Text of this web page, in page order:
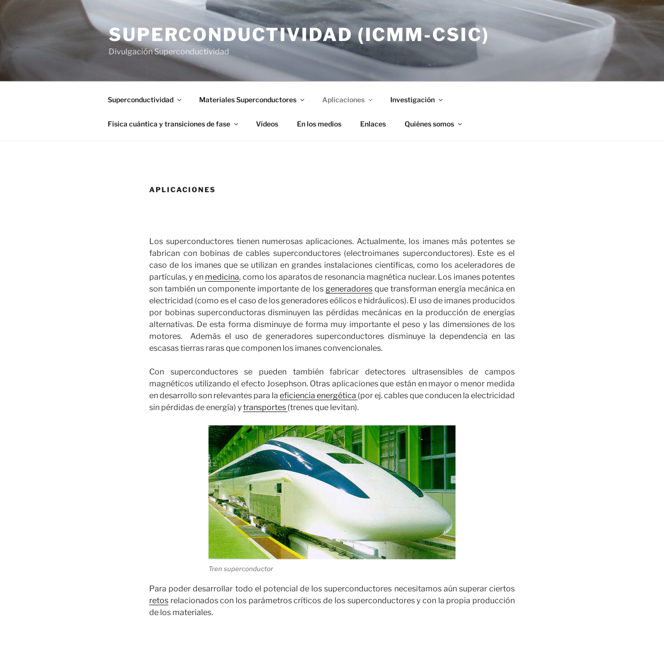
Saltar
SUPERCONDUCTIVIDAD (ICMM-CSIC)
Divulgación Superconductividad
Superconductividad Materiales Superconductores Aplicaciones Investigación
Física cuántica y transiciones de fase Vídeos En los medios Enlaces Quiénes somos
APLICACIONES
Los superconductores tienen numerosas aplicaciones. Actualmente, los imanes más potentes se
fabrican con bobinas de cables superconductores (electroimanes superconductores). Este es el
caso de los imanes que se utilizan en grandes instalaciones científicas, como los aceleradores de
partículas, y en medicina, como los aparatos de resonancia magnética nuclear. Los imanes potentes
son también un componente importante de los generadoresque transforman energía mecánica en
electricidad (como es el caso de los generadores eólicos e hidráulicos). El uso de imanes producidos
por bobinas superconductoras disminuyen las pérdidas mecánicas en la producción de energías
alternativas. De esta forma disminuye de forma muy importante el peso y las dimensiones de los
motores. Además el uso de generadores superconductores disminuye la dependencia en las
escasas tierras raras que componen los imanes convencionales.
Con superconductores se pueden también fabricar detectores ultrasensibles de campos
magnéticos utilizando el efecto Josephson. Otras aplicaciones que están en mayor o menor medida
en desarrollo son relevantes para la eficiencia energética (por ej. cables que conducen la electricidad
sin pérdidas de energía) ytransportes (trenes que levitan).
Tren superconductor
Para poder desarrollar todo el potencial de los superconductores necesitamos aún superar ciertos
retos relacionados con los parámetros críticos de los superconductores y con la propia producción
de los materiales.